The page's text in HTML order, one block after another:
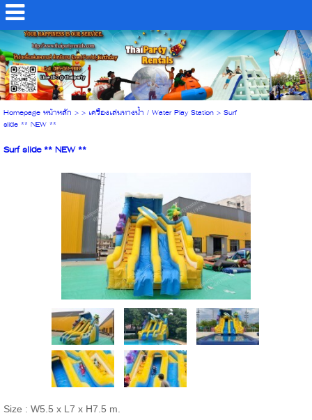
Homepage หน้าหลัก > > เครื่องเล่นทางน้ำ / Water Play Station> Surf
slide ** NEW **
Surf slide ** NEW **
Size : W5.5 x L7 x H7.5 m.